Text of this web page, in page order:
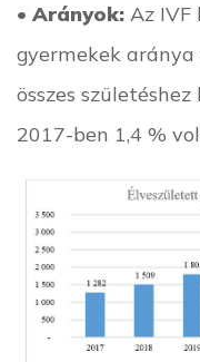
• Arányok: Az IVF
gyermekek
összes
2017-ben 1,4 %